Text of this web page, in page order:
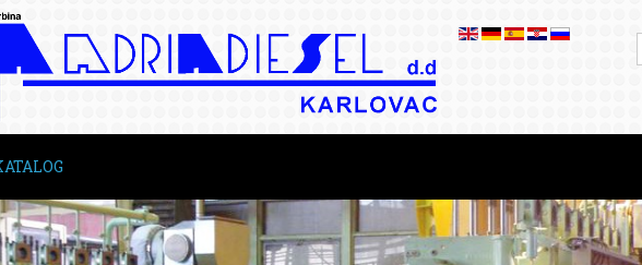
INICIO SOBRE NOSOTROS